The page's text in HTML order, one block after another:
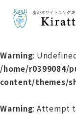
Warning:
/home/
content/themes/
Warning: Attempt